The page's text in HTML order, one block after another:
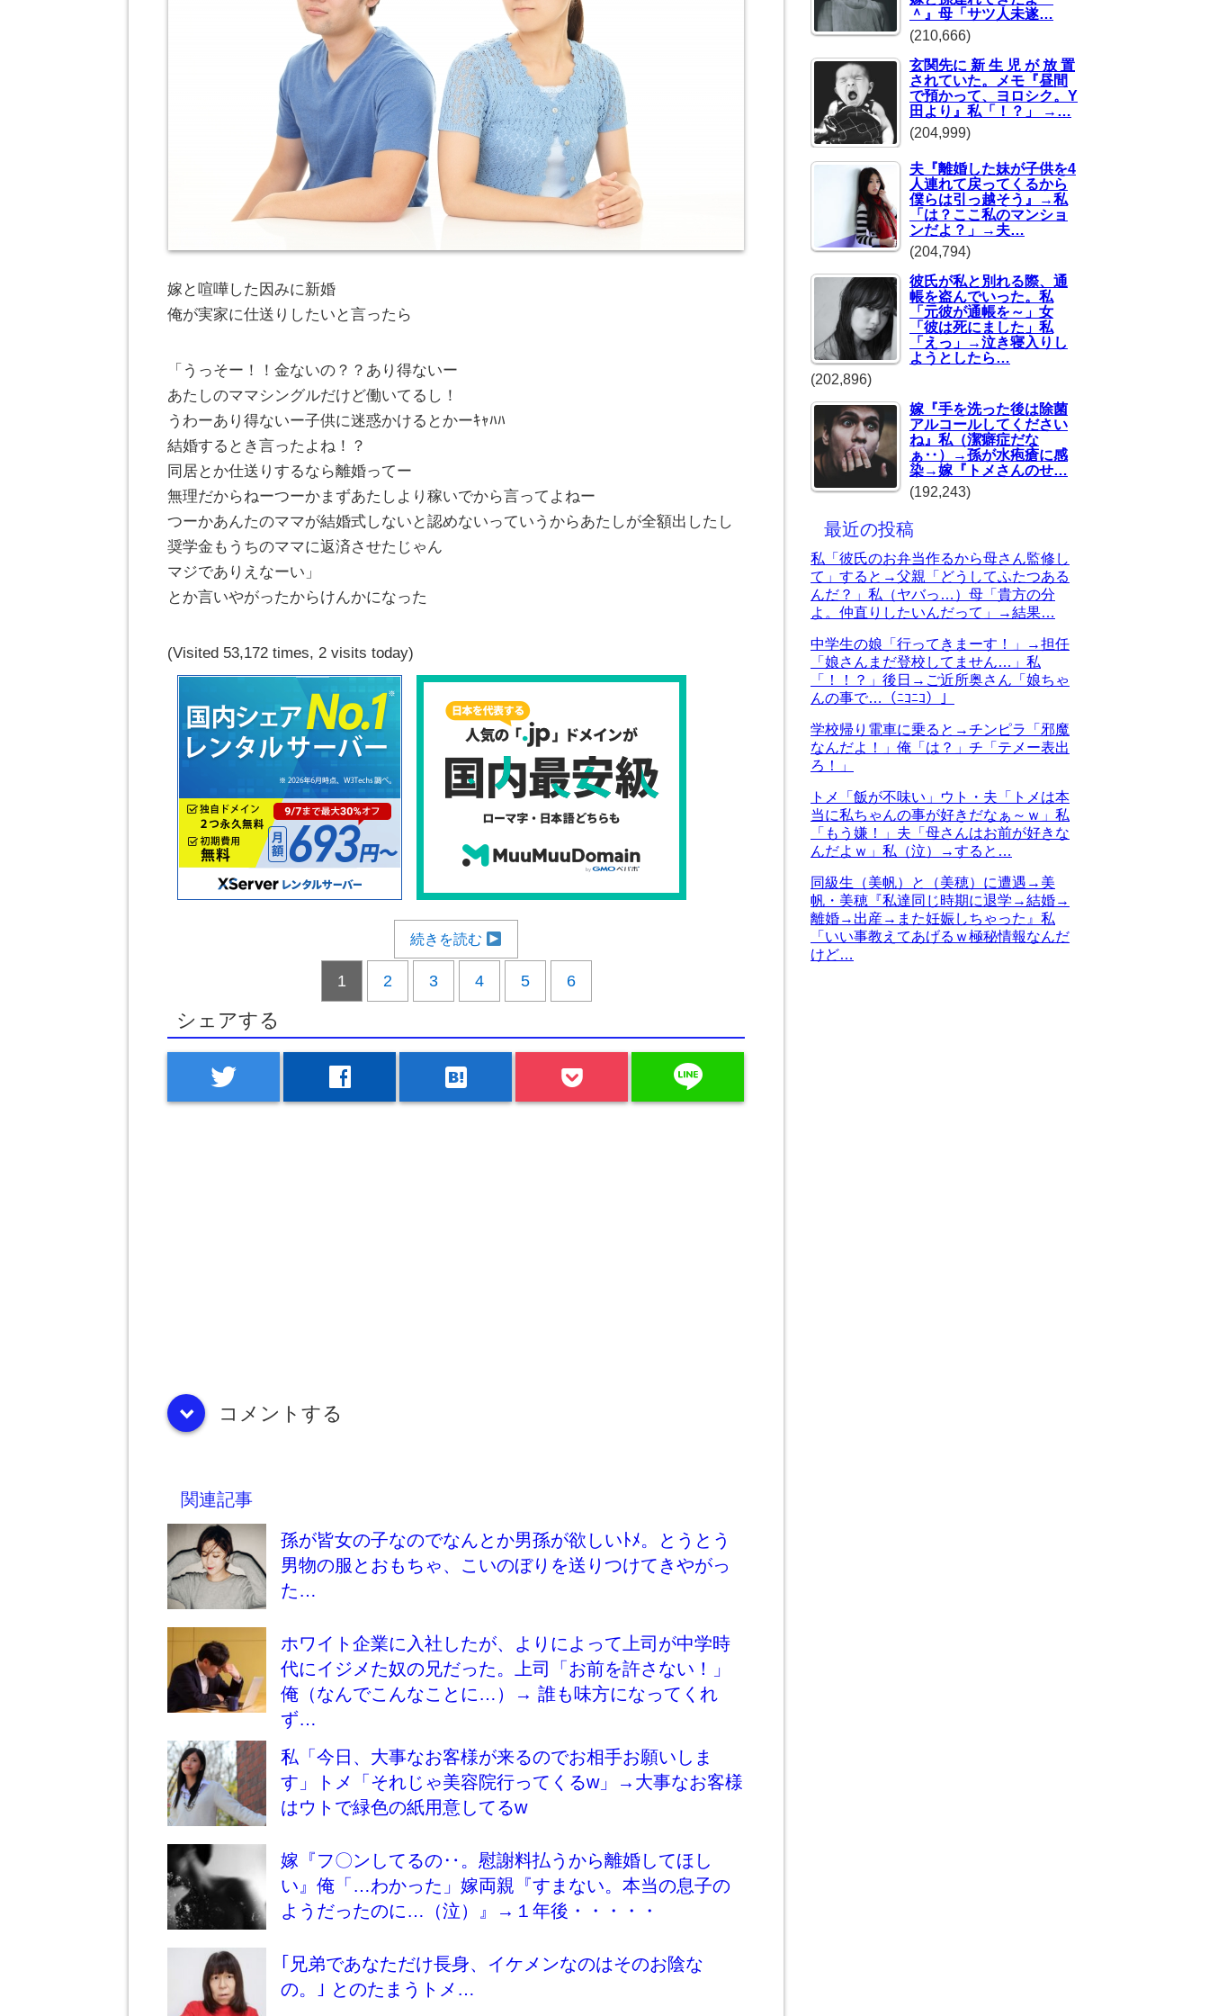
嫁と喧嘩した因みに新婚
俺が実家に仕送りしたいと言ったら
「うっそー！！金ないの？？あり得ないー
あたしのママシングルだけど働いてるし！
うわーあり得ないー子供に迷惑かけるとかーｷｬﾊﾊ
結婚するとき言ったよね！？
同居とか仕送りするなら離婚ってー
無理だからねーつーかまずあたしより稼いでから言ってよねー
つーかあんたのママが結婚式しないと認めないっていうからあたしが全額出したし
奨学金もうちのママに返済させたじゃん
マジでありえなーい」
とか言いやがったからけんかになった
(Visited 53,172 times, 2 visits today)
続きを読む
1 2 3 4 5 6
シェアする
twitter facebook hatenabookmark line
down コメントする
関連記事
孫が皆女の子なのでなんとか男孫が欲しいﾄﾒ。とうとう
男物の服とおもちゃ、こいのぼりを送りつけてきやがっ
た…
ホワイト企業に入社したが、よりによって上司が中学時
代にイジメた奴の兄だった。上司「お前を許さない！」
俺（なんでこんなことに…）→ 誰も味方になってくれ
ず…
私「今日、大事なお客様が来るのでお相手お願いしま
す」トメ「それじゃ美容院行ってくるw」→大事なお客様
はウトで緑色の紙用意してるw
嫁『フ〇ンしてるの‥。慰謝料払うから離婚してほし
い』俺「…わかった」嫁両親『すまない。本当の息子の
ようだったのに…（泣）』→１年後・・・・・
｢兄弟であなただけ長身、イケメンなのはそのお陰な
の。｣ とのたまうトメ…
＾』母「サツ人未遂…
(210,666)
玄関先に 新 生 児 が 放 置
されていた。メモ『昼間
で預かって、ヨロシク。Y
田より』私「！？」 →…
(204,999)
夫『離婚した妹が子供を4
人連れて戻ってくるから
僕らは引っ越そう』→私
「は？ここ私のマンショ
ンだよ？」→夫…
(204,794)
彼氏が私と別れる際、通
帳を盗んでいった。私
「元彼が通帳を～」女
「彼は死にました」私
「えっ」→泣き寝入りし
ようとしたら…
(202,896)
嫁『手を洗った後は除菌
アルコールしてください
ね』私（潔癖症だな
ぁ‥）→孫が水疱瘡に感
染→嫁『トメさんのせ…
(192,243)
最近の投稿
私「彼氏のお弁当作るから母さん監修し
て」すると→父親「どうしてふたつある
んだ？」私（ヤバっ…）母「貴方の分
よ。仲直りしたいんだって」→結果…
中学生の娘「行ってきまーす！」→担任
「娘さんまだ登校してません…」私
「！！？」後日→ご近所奥さん「娘ちゃ
んの事で…（ﾆｺﾆｺ）」
学校帰り電車に乗ると→チンピラ「邪魔
なんだよ！」俺「は？」チ「テメー表出
ろ！」
トメ「飯が不味い」ウト・夫「トメは本
当に私ちゃんの事が好きだなぁ～ｗ」私
「もう嫌！」夫「母さんはお前が好きな
んだよｗ」私（泣）→すると…
同級生（美帆）と（美穂）に遭遇→美
帆・美穂『私達同じ時期に退学→結婚→
離婚→出産→また妊娠しちゃった』私
「いい事教えてあげるｗ極秘情報なんだ
けど…